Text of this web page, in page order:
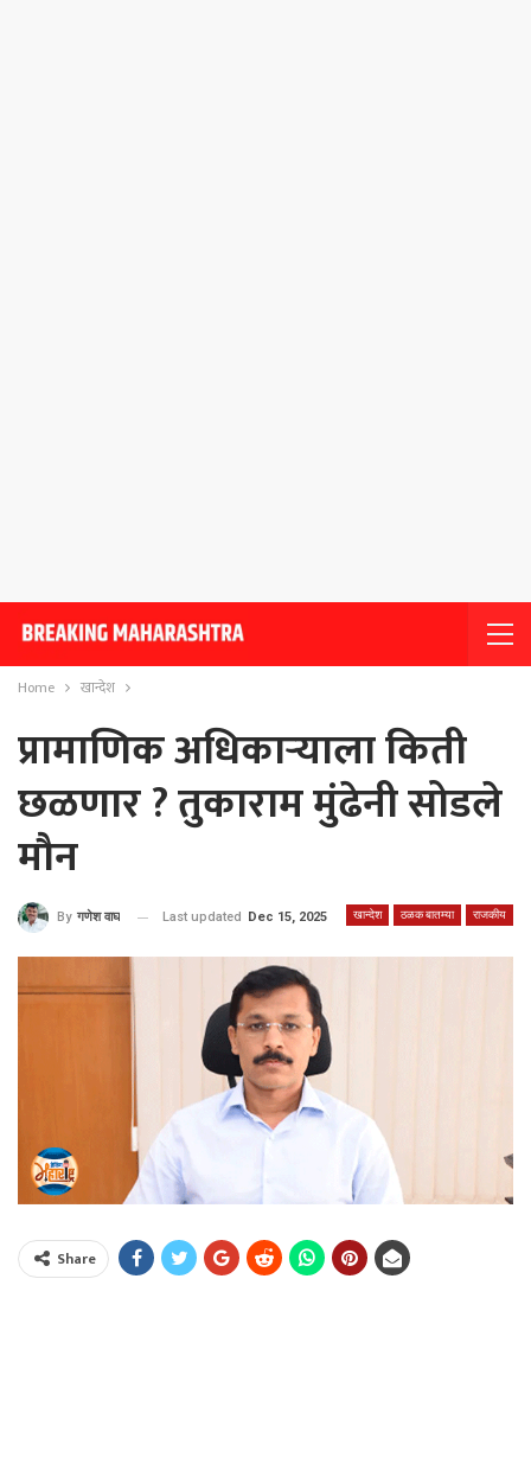
Home खान्देश
प्रामाणिक अधिकार्‍याला किती
छळणार ? तुकाराम मुंढेनी सोडले
मौन
खान्देश ठळक बातम्या राजकीय
By गणेश वाघ Last updated Dec 15, 2025
Share